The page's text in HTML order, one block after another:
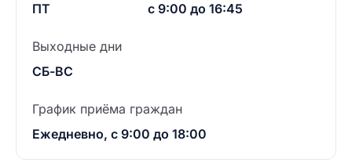
ПТ
с 9:00 до 16:45
Выходные дни
СБ-ВС
График приёма граждан
Ежедневно, с 9:00 до 18:00